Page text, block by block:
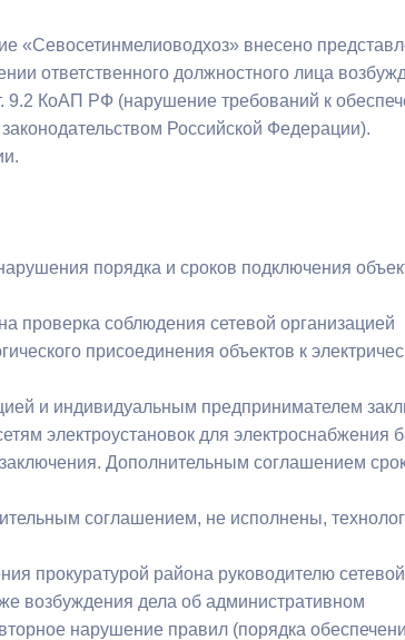
«Севосетинмелиоводхоз» внесено
ответственного должностного лица
9.2 КоАП РФ (нарушение требований к
Российской Федерации).
порядка и сроков подключения
проверка соблюдения сетевой организацией
присоединения объектов к
и индивидуальным предпринимателем
электроустановок для электроснабжения
Дополнительным соглашением
соглашением, не исполнены,
прокуратурой района руководителю сетевой
возбуждения дела об административном
нарушение правил (порядка